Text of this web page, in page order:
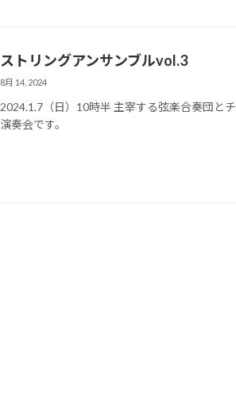
ストリングアンサンブルvol.3
8月 14, 2024
2024.1.7（日）10時半 主宰する弦楽合奏団と
演奏会です。